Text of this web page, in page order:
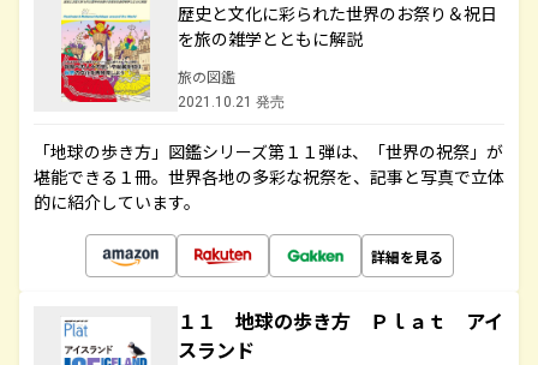
歴史と文化に彩られた世界のお祭り＆祝日
を旅の雑学とともに解説
旅の図鑑
2021.10.21 発売
「地球の歩き方」図鑑シリーズ第１１弾は、「世界の祝祭」が
堪能できる１冊。世界各地の多彩な祝祭を、記事と写真で立体
的に紹介しています。
詳細を見る
１１ 地球の歩き方 Ｐｌａｔ アイ
スランド